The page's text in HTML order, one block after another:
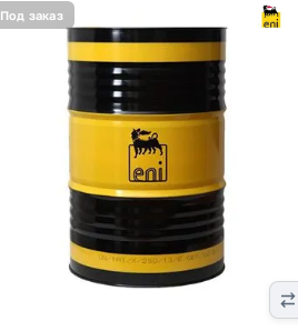
Под заказ